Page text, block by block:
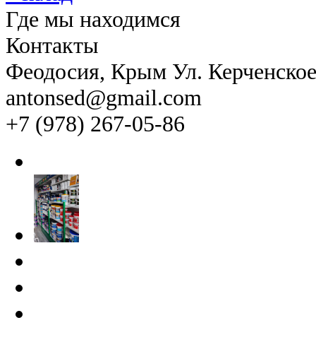
Где мы находимся
Контакты
Феодосия, Крым Ул.
antonsed@gmail.com
+7 (978) 267-05-86